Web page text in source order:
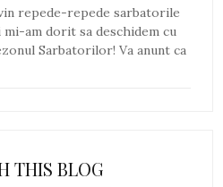
repede-repede sarbatorile
mi-am dorit sa deschidem cu
Sarbatorilor! Va anunt ca
THIS BLOG